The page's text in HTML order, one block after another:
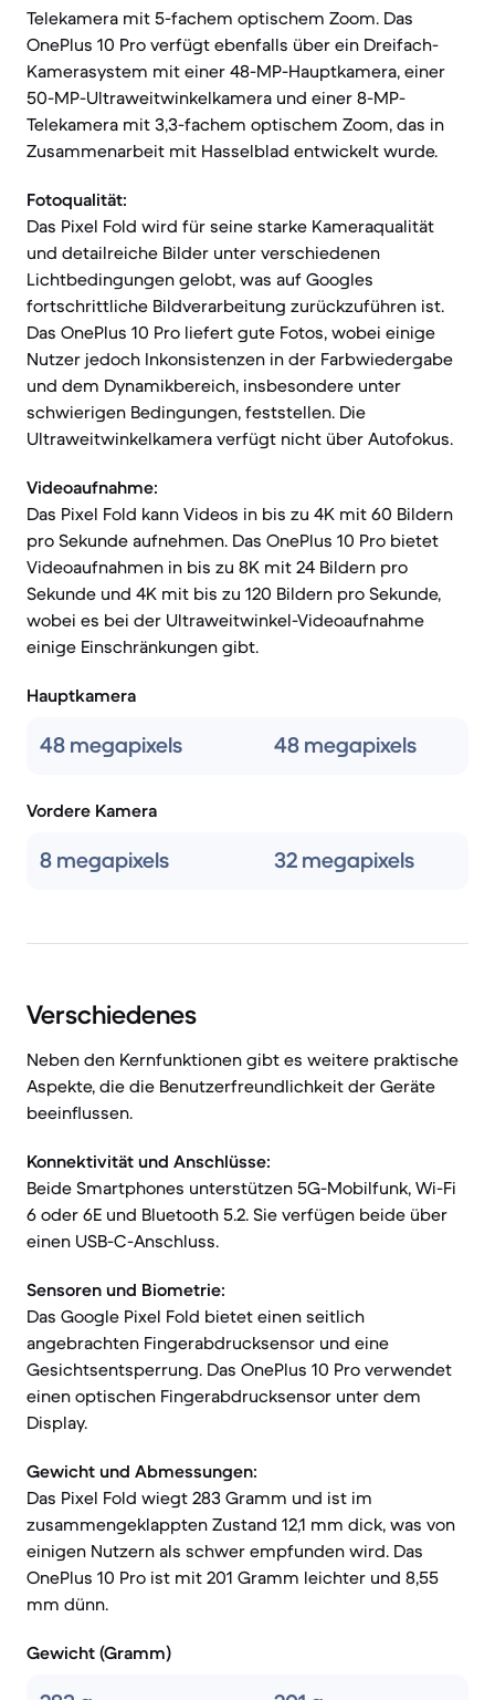
Telekamera mit 5-fachem optischem Zoom. Das
OnePlus 10 Pro verfügt ebenfalls über ein Dreifach-
Kamerasystem mit einer 48-MP-Hauptkamera, einer
50-MP-Ultraweitwinkelkamera und einer 8-MP-
Telekamera mit 3,3-fachem optischem Zoom, das in
Zusammenarbeit mit Hasselblad entwickelt wurde.
Fotoqualität:
Das Pixel Fold wird für seine starke Kameraqualität
und detailreiche Bilder unter verschiedenen
Lichtbedingungen gelobt, was auf Googles
fortschrittliche Bildverarbeitung zurückzuführen ist.
Das OnePlus 10 Pro liefert gute Fotos, wobei einige
Nutzer jedoch Inkonsistenzen in der Farbwiedergabe
und dem Dynamikbereich, insbesondere unter
schwierigen Bedingungen, feststellen. Die
Ultraweitwinkelkamera verfügt nicht über Autofokus.
Videoaufnahme:
Das Pixel Fold kann Videos in bis zu 4K mit 60 Bildern
pro Sekunde aufnehmen. Das OnePlus 10 Pro bietet
Videoaufnahmen in bis zu 8K mit 24 Bildern pro
Sekunde und 4K mit bis zu 120 Bildern pro Sekunde,
wobei es bei der Ultraweitwinkel-Videoaufnahme
einige Einschränkungen gibt.
Hauptkamera
48 megapixels 48 megapixels
Vordere Kamera
8 megapixels 32 megapixels
Verschiedenes
Neben den Kernfunktionen gibt es weitere praktische
Aspekte, die die Benutzerfreundlichkeit der Geräte
beeinflussen.
Konnektivität und Anschlüsse:
Beide Smartphones unterstützen 5G-Mobilfunk, Wi-Fi
6 oder 6E und Bluetooth 5.2. Sie verfügen beide über
einen USB-C-Anschluss.
Sensoren und Biometrie:
Das Google Pixel Fold bietet einen seitlich
angebrachten Fingerabdrucksensor und eine
Gesichtsentsperrung. Das OnePlus 10 Pro verwendet
einen optischen Fingerabdrucksensor unter dem
Display.
Gewicht und Abmessungen:
Das Pixel Fold wiegt 283 Gramm und ist im
zusammengeklappten Zustand 12,1 mm dick, was von
einigen Nutzern als schwer empfunden wird. Das
OnePlus 10 Pro ist mit 201 Gramm leichter und 8,55
mm dünn.
Gewicht (Gramm)